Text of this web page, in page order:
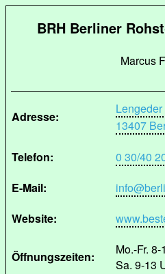
BRH Berliner
Marcus
Adresse:
13407
Telefon:
0 30/40
E-Mail:
Website:
Öffnungszeiten:
Mo.-Fr.
Sa. 9-13